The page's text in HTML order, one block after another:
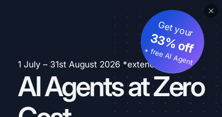
1 July – 31st August 2026 *extended
AI Agents at Zero
Get your
33% off
+ free AI Agent